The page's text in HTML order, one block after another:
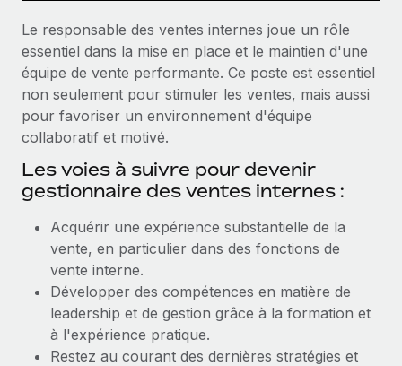
Le responsable des ventes internes joue un rôle
essentiel dans la mise en place et le maintien d'une
équipe de vente performante. Ce poste est essentiel
non seulement pour stimuler les ventes, mais aussi
pour favoriser un environnement d'équipe
collaboratif et motivé.
Les voies à suivre pour devenir
gestionnaire des ventes internes :
Acquérir une expérience substantielle de la
vente, en particulier dans des fonctions de
vente interne.
Développer des compétences en matière de
leadership et de gestion grâce à la formation et
à l'expérience pratique.
Restez au courant des dernières stratégies et